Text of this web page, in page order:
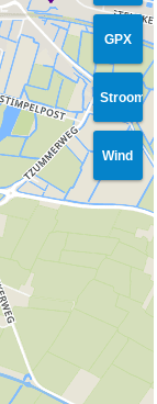
GPX
Stroom
Wind